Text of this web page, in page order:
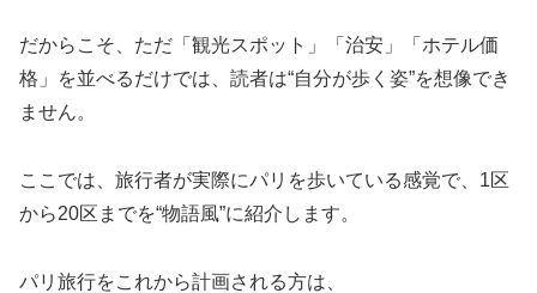
だからこそ、ただ「観光スポット」「治安」「ホテル価
格」を並べるだけでは、読者は“自分が歩く姿”を想像でき
ません。
ここでは、旅行者が実際にパリを歩いている感覚で、1区
から20区までを“物語風”に紹介します。
パリ旅行をこれから計画される方は、